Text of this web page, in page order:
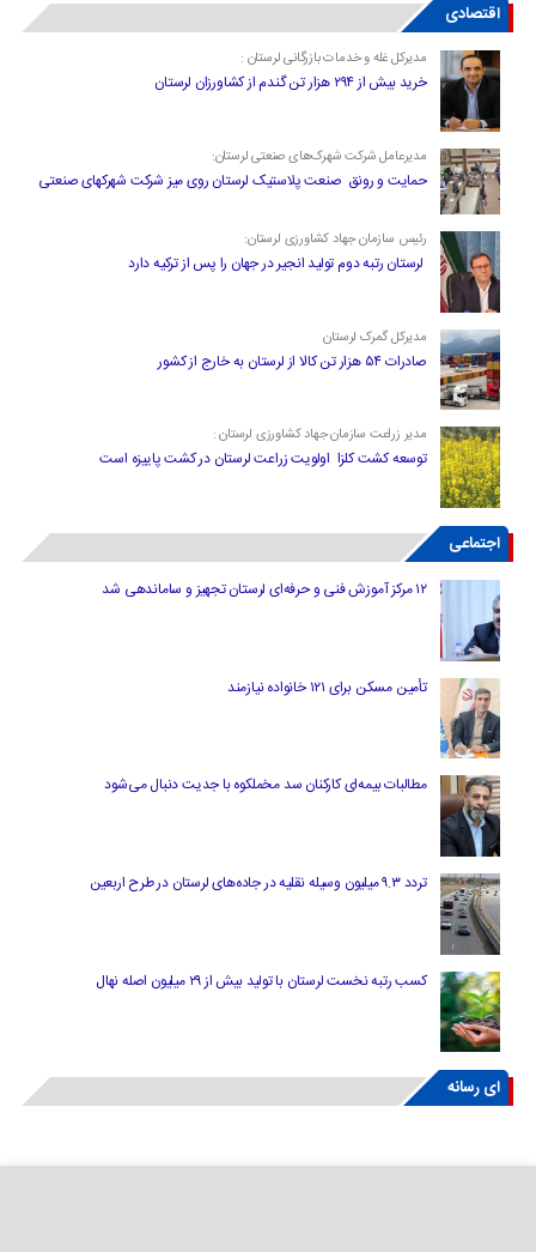
اقتصادی
مدیرکل غله و خدمات بازرگانی لرستان :
خرید بیش از ۲۹۴ هزار تن گندم از کشاورزان لرستان
مدیرعامل شرکت شهرک‌های صنعتی لرستان:
حمایت و رونق صنعت پلاستیک لرستان روی میز شرکت شهرکهای صنعتی
رئیس سازمان جهاد کشاورزی لرستان:
لرستان رتبه دوم تولید انجیر در جهان را پس از ترکیه دارد
مدیرکل گمرک لرستان
صادرات ۵۴ هزار تن کالا از لرستان به خارج از کشور
مدیر زراعت سازمان جهاد کشاورزی لرستان :
توسعه کشت کلزا اولویت زراعت لرستان در کشت پاییزه است
اجتماعی
۱۲ مرکز آموزش فنی و حرفه‌ای لرستان تجهیز و ساماندهی شد
تأمین مسکن برای ۱۲۱ خانواده نیازمند
مطالبات بیمه‌ای کارکنان سد مخملکوه با جدیت دنبال می‌شود
تردد ۹.۳ میلیون وسیله نقلیه در جاده‌های لرستان در طرح اربعین
کسب رتبه نخست لرستان با تولید بیش از ۲۹ میلیون اصله نهال
ای رسانه